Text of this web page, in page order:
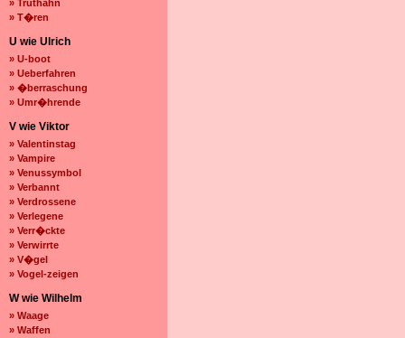
» Truthahn
» T�ren
U wie Ulrich
» U-boot
» Ueberfahren
» �berraschung
» Umr�hrende
V wie Viktor
» Valentinstag
» Vampire
» Venussymbol
» Verbannt
» Verdrossene
» Verlegene
» Verr�ckte
» Verwirrte
» V�gel
» Vogel-zeigen
W wie Wilhelm
» Waage
» Waffen